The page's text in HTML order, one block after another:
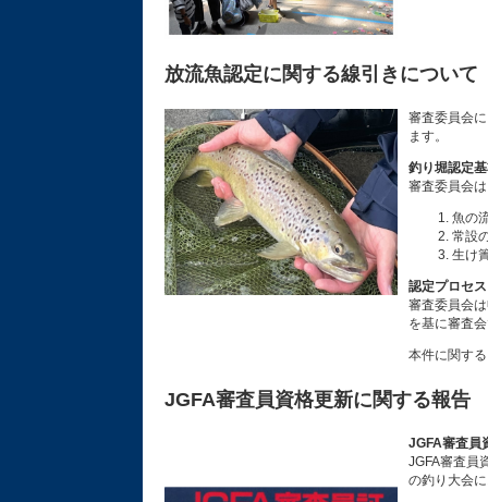
放流魚認定に関する線引きについて
審査委員会
ます。
釣り堀認定
審査委員会
魚の
常設
生け
認定プロセス
審査委員会
を基に審査
本件に関す
JGFA審査員資格更新に関する報告
JGFA審査員
JGFA審査員
の釣り大会